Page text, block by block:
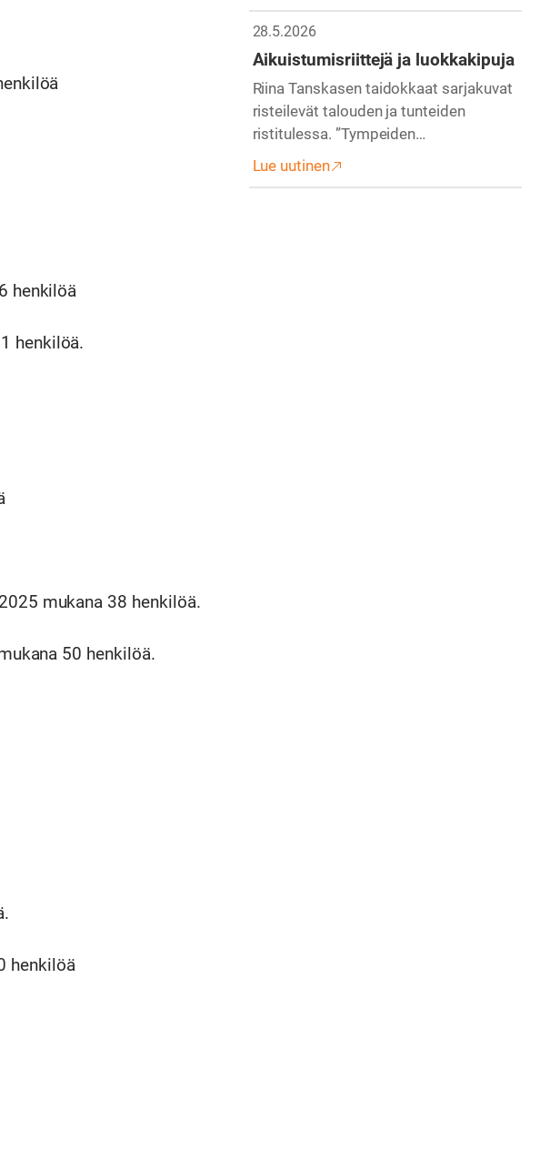
henkilöä
henkilöä.
mukana 38 henkilöä.
50 henkilöä.
henkilöä
28.5.2026
Aikuistumisriittejä ja luokkakipuja
Riina Tanskasen taidokkaat sarjakuvat
risteilevät talouden ja tunteiden
ristitulessa. ”Tympeiden…
Lue uutinen